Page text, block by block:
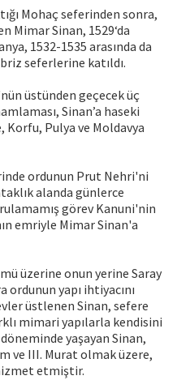
Mohaç seferinden sonra,
Mimar Sinan, 1529‘da
1532-1535 arasında da
seferlerine katıldı.
üstünden geçecek üç
Sinan’a haseki
Korfu, Pulya ve Moldavya
ordunun Prut Nehri'ni
alanda günlerce
görev Kanuni'nin
emriyle Mimar Sinan'a
üzerine onun yerine Saray
yapı ihtiyacını
üstlenen Sinan, sefere
mimari yapılarla kendisini
yaşayan Sinan,
ve III. Murat olmak üzere,
etmiştir.